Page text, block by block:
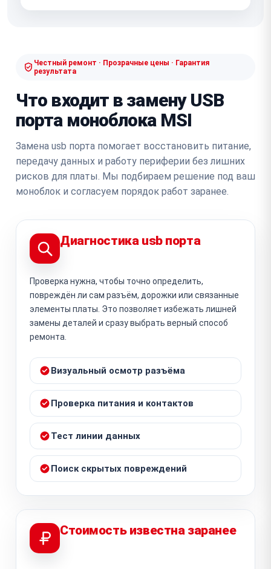
Честный ремонт · Прозрачные цены · Гарантия
результата
Что входит в замену USB
порта моноблока MSI
Замена usb порта помогает восстановить питание,
передачу данных и работу периферии без лишних
рисков для платы. Мы подбираем решение под ваш
моноблок и согласуем порядок работ заранее.
Диагностика usb порта
Проверка нужна, чтобы точно определить,
повреждён ли сам разъём, дорожки или связанные
элементы платы. Это позволяет избежать лишней
замены деталей и сразу выбрать верный способ
ремонта.
Визуальный осмотр разъёма
Проверка питания и контактов
Тест линии данных
Поиск скрытых повреждений
Стоимость известна заранее